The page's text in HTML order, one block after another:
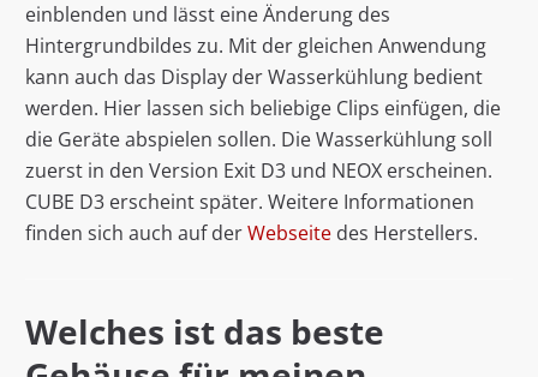
einblenden und lässt eine Änderung des
Hintergrundbildes zu. Mit der gleichen Anwendung
kann auch das Display der Wasserkühlung bedient
werden. Hier lassen sich beliebige Clips einfügen, die
die Geräte abspielen sollen. Die Wasserkühlung soll
zuerst in den Version Exit D3 und NEOX erscheinen.
CUBE D3 erscheint später. Weitere Informationen
finden sich auch auf derWebseite des Herstellers.
Welches ist das beste